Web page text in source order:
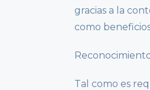
gracias a la
como
Tal como es